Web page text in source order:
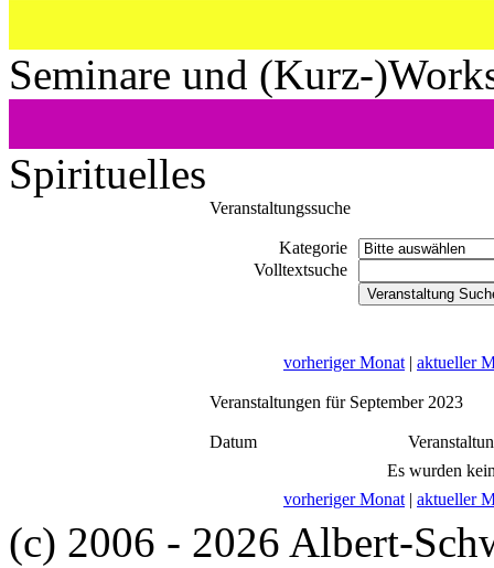
Seminare und (Kurz-
Spirituelles
Veranstaltungssuche
Kategorie
Volltextsuche
vorheriger Monat | aktueller
Veranstaltungen für September 2023
Datum
Es wurden
vorheriger Monat | aktueller
(c) 2006 - 2026 Albert-